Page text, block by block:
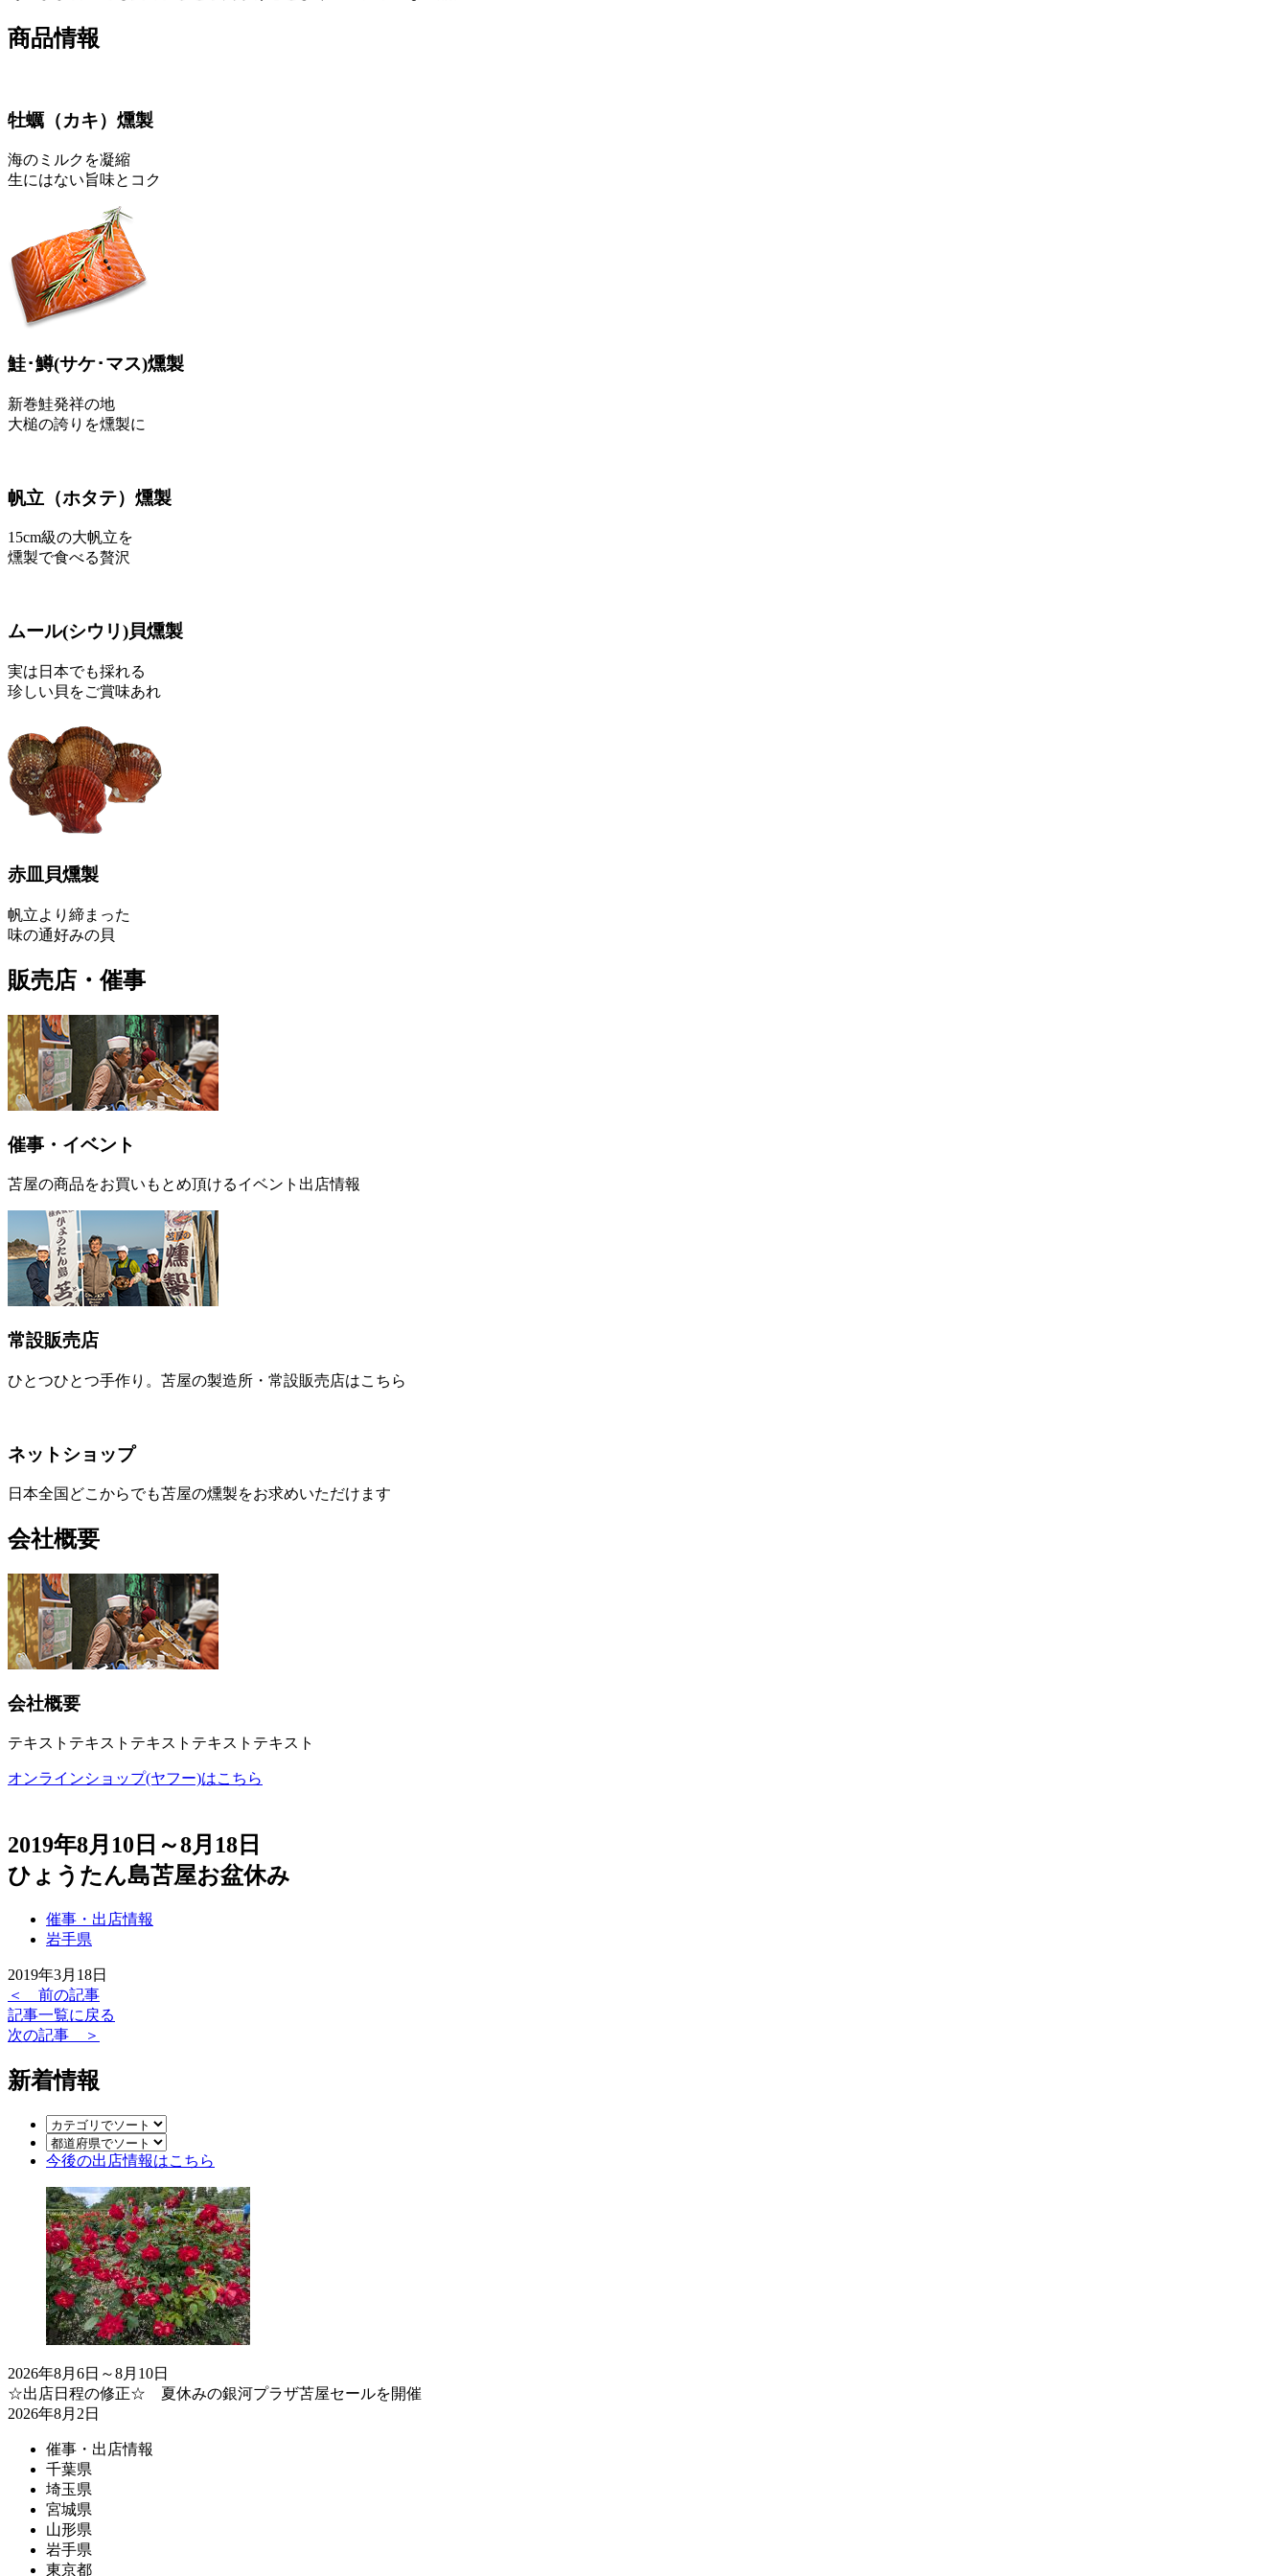
商品情報
牡蠣 （カキ） 燻製
海のミルクを凝縮
生にはない旨味とコク
鮭･鱒(サケ･マス)燻製
新巻鮭発祥の地
大槌の誇りを燻製に
帆立 （ホタテ） 燻製
15cm級の大帆立を
燻製で食べる贅沢
ムール(シウリ)貝燻製
実は日本でも採れる
珍しい貝をご賞味あれ
赤皿貝燻製
帆立より締まった
味の通好みの貝
販売店・催事
催事・イベント
苫屋の商品をお買いもとめ頂けるイベント出店情報
常設販売店
ひとつひとつ手作り。苫屋の製造所・常設販売店はこちら
ネットショップ
日本全国どこからでも苫屋の燻製をお求めいただけます
会社概要
会社概要
テキストテキストテキストテキストテキスト
オンラインショップ(ヤフー)はこちら
2019年8月10日～8月18日
ひょうたん島苫屋お盆休み
催事・出店情報
岩手県
2019年3月18日
＜ 前の記事
記事一覧に戻る
次の記事 ＞
新着情報
今後の出店情報はこちら
2026年8月6日～8月10日
☆出店日程の修正☆ 夏休みの銀河プラザ苫屋セールを開催
2026年8月2日
催事・出店情報
千葉県
埼玉県
宮城県
山形県
岩手県
東京都